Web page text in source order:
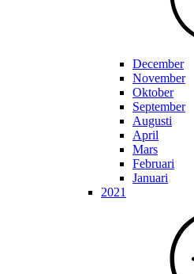
December
November
Oktober
September
Augusti
April
Mars
Februari
Januari
2021